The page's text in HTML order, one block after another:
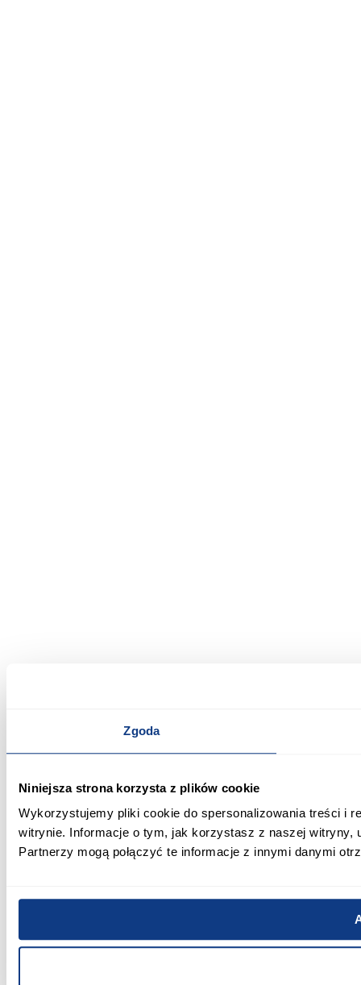
Zgoda
Niniejsza strona korzysta z plików cookie
Wykorzystujemy pliki cookie do spersonalizowania treści i
witrynie. Informacje o tym, jak korzystasz z naszej witryny,
Partnerzy mogą połączyć te informacje z innymi danymi